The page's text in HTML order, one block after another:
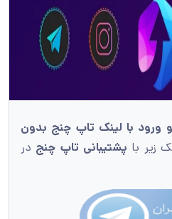
با لینک تاپ چنج بدون
زیر با پشتیبانی تاپ چنج در